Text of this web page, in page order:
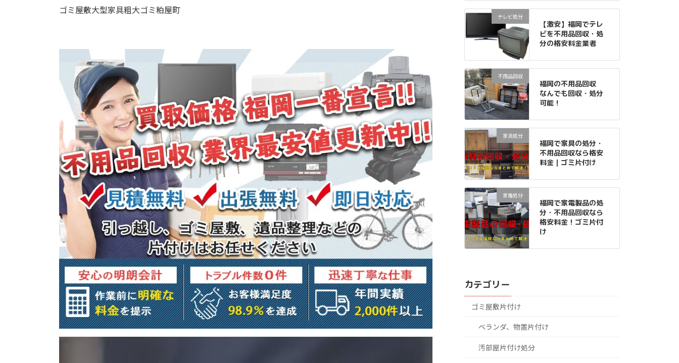
ゴミ屋敷大型家具粗大ゴミ粕屋町
テレビ処分
【激安】福岡でテレ
ビを不用品回収・処
分の格安料金業者
不用品回収
福岡の不用品回収
なんでも回収・処分
可能！
家具処分
福岡で家具の処分・
不用品回収なら格安
料金｜ゴミ片付け
家電処分
福岡で家電製品の処
分・不用品回収なら
格安料金！ゴミ片付
け
カテゴリー
ゴミ屋敷片付け
ベランダ、物置片付け
汚部屋片付け処分